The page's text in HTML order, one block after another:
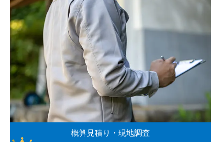
概算見積り・現地調査